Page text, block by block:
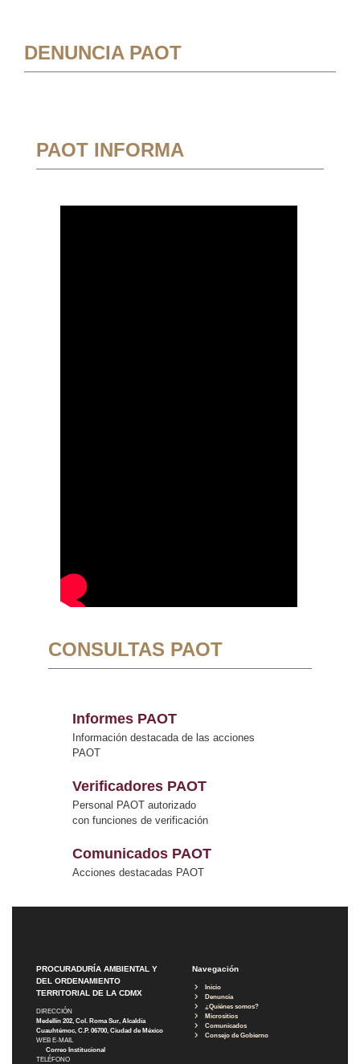
DENUNCIA PAOT
PAOT INFORMA
CONSULTAS PAOT
Informes PAOT
Información destacada de las acciones
PAOT
Verificadores PAOT
Personal PAOT autorizado
con funciones de verificación
Comunicados PAOT
Acciones destacadas PAOT
PROCURADURÍA AMBIENTAL Y
DEL ORDENAMIENTO
TERRITORIAL DE LA CDMX
DIRECCIÓN
Medellín 202, Col. Roma Sur, Alcaldía
Cuauhtémoc, C.P. 06700, Ciudad de México
WEB E-MAIL
Correo Institucional
TELÉFONO
Navegación
Inicio
Denuncia
¿Quiénes somos?
Micrositios
Comunicados
Consejo de Gobierno